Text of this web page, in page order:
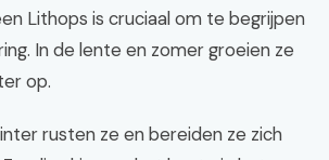
Lithops is cruciaal om te begrijpen
In de lente en zomer groeien ze
op.
rusten ze en bereiden ze zich